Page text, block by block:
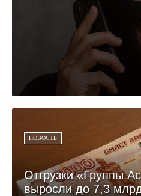
НОВОСТЬ
Отгрузки «Группы
выросли до 7,3